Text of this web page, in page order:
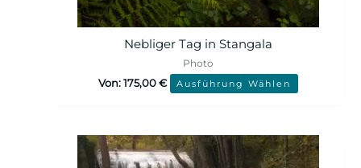
Nebliger Tag in Stangala
Photo
Von:175,00€ Ausführung Wählen